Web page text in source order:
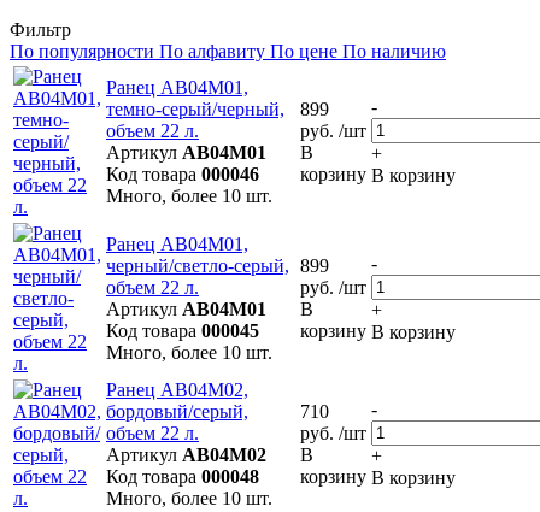
Фильтр
По популярности По алфавиту По цене По наличию
Ранец AB04M01,
темно-серый/черный,
объем 22 л.
Артикул AB04M01
Код товара 000046
Много, более 10 шт.
899
руб. /шт
В
корзину
-
+
В корзину
Ранец AB04M01,
черный/светло-серый,
объем 22 л.
Артикул AB04M01
Код товара 000045
Много, более 10 шт.
899
руб. /шт
В
корзину
-
+
В корзину
Ранец AB04M02,
бордовый/серый,
объем 22 л.
Артикул AB04M02
Код товара 000048
Много, более 10 шт.
710
руб. /шт
В
корзину
-
+
В корзину